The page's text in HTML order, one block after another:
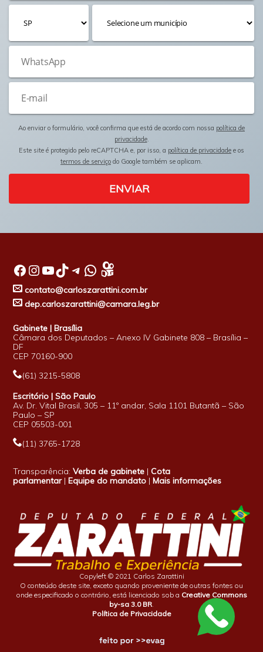
Ao enviar o formulário, você confirma que está de acordo com nossa política de
privacidade.
Este site é protegido pelo reCAPTCHA e, por isso, a política de privacidade e os
termos de serviço do Google também se aplicam.
ENVIAR
Facebook InstagramYoutube TikTok Telegram WhatsApp
contato@carloszarattini.com.br
dep.carloszarattini@camara.leg.br
Gabinete | Brasília
Câmara dos Deputados – Anexo IV Gabinete 808 – Brasília –
DF
CEP 70160-900
(61) 3215-5808
Escritório | São Paulo
Av. Dr. Vital Brasil, 305 – 11º andar, Sala 1101 Butantã – São
Paulo – SP
CEP 05503-001
(11) 3765-1728
Transparência:Verba de gabinete |Cota
parlamentar|Equipe do mandato |Mais informações
Copyleft © 2021 Carlos Zarattini
O conteúdo deste site, exceto quando proveniente de outras fontes ou
onde especificado o contrário, está licenciado sob a Creative Commons
by-sa 3.0 BR
Política de Privacidade